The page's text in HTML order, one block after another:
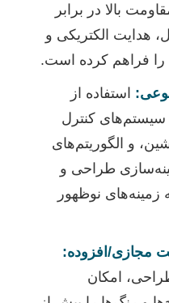
بالا در برابر
هدایت الکتریکی و
را فراهم کرده است.
استفاده از
سیستم‌های کنترل
و الگوریتم‌های
طراحی و
زمینه‌های نوظهور
مجازی/افزوده:
امکان